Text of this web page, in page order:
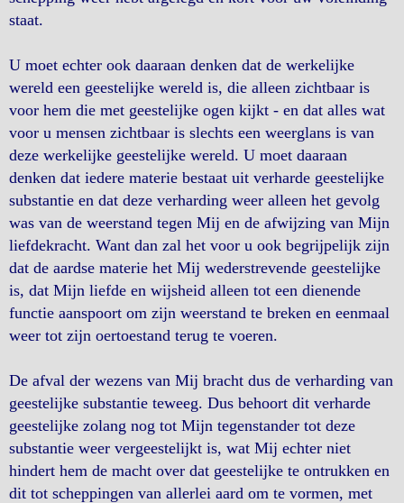
staat.
U moet echter ook daaraan denken dat de werkelijke
wereld een geestelijke wereld is, die alleen zichtbaar is
voor hem die met geestelijke ogen kijkt - en dat alles wat
voor u mensen zichtbaar is slechts een weerglans is van
deze werkelijke geestelijke wereld. U moet daaraan
denken dat iedere materie bestaat uit verharde geestelijke
substantie en dat deze verharding weer alleen het gevolg
was van de weerstand tegen Mij en de afwijzing van Mijn
liefdekracht. Want dan zal het voor u ook begrijpelijk zijn
dat de aardse materie het Mij wederstrevende geestelijke
is, dat Mijn liefde en wijsheid alleen tot een dienende
functie aanspoort om zijn weerstand te breken en eenmaal
weer tot zijn oertoestand terug te voeren.
De afval der wezens van Mij bracht dus de verharding van
geestelijke substantie teweeg. Dus behoort dit verharde
geestelijke zolang nog tot Mijn tegenstander tot deze
substantie weer vergeestelijkt is, wat Mij echter niet
hindert hem de macht over dat geestelijke te ontrukken en
dit tot scheppingen van allerlei aard om te vormen, met